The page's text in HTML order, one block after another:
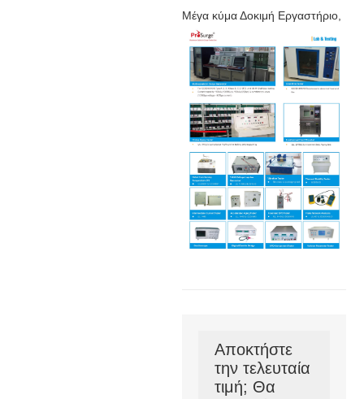
Μέγα κύμα Δοκιμή Εργαστήριο,
Αποκτήστε
την τελευταία
τιμή; Θα